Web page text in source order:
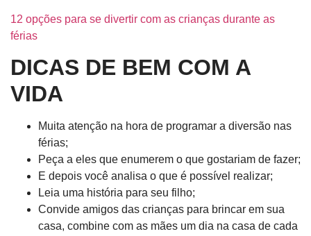
12 opções para se divertir com as crianças durante as
férias
DICAS DE BEM COM A
VIDA
Muita atenção na hora de programar a diversão nas
férias;
Peça a eles que enumerem o que gostariam de fazer;
E depois você analisa o que é possível realizar;
Leia uma história para seu filho;
Convide amigos das crianças para brincar em sua
casa, combine com as mães um dia na casa de cada